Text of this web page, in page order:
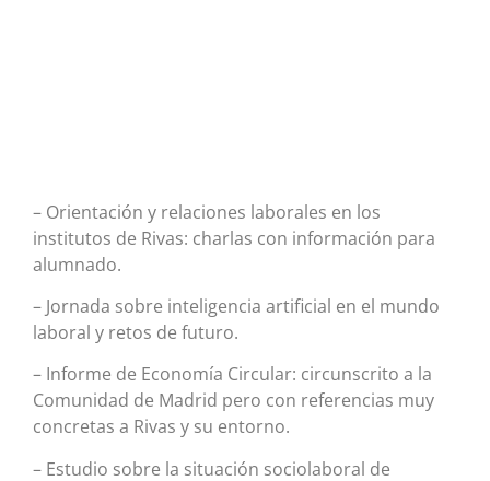
– Orientación y relaciones laborales en los
institutos de Rivas: charlas con información para
alumnado.
– Jornada sobre inteligencia artificial en el mundo
laboral y retos de futuro.
– Informe de Economía Circular: circunscrito a la
Comunidad de Madrid pero con referencias muy
concretas a Rivas y su entorno.
– Estudio sobre la situación sociolaboral de